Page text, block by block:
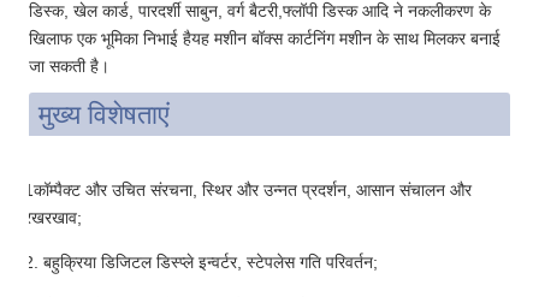
डिस्क, खेल कार्ड, पारदर्शी साबुन, वर्ग बैटरी,फ्लॉपी डिस्क आदि ने नकलीकरण के
खिलाफ एक भूमिका निभाई हैयह मशीन बॉक्स कार्टनिंग मशीन के साथ मिलकर बनाई
जा सकती है।
मुख्य विशेषताएं
1कॉम्पैक्ट और उचित संरचना, स्थिर और उन्नत प्रदर्शन, आसान संचालन और
रखरखाव;
2. बहुक्रिया डिजिटल डिस्प्ले इन्वर्टर, स्टेपलेस गति परिवर्तन;